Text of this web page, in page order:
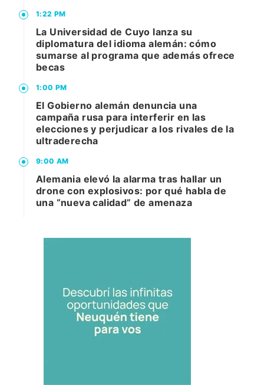
1:22 PM
La Universidad de Cuyo lanza su
diplomatura del idioma alemán: cómo
sumarse al programa que además ofrece
becas
1:00 PM
El Gobierno alemán denuncia una
campaña rusa para interferir en las
elecciones y perjudicar a los rivales de la
ultraderecha
9:00 AM
Alemania elevó la alarma tras hallar un
drone con explosivos: por qué habla de
una “nueva calidad” de amenaza